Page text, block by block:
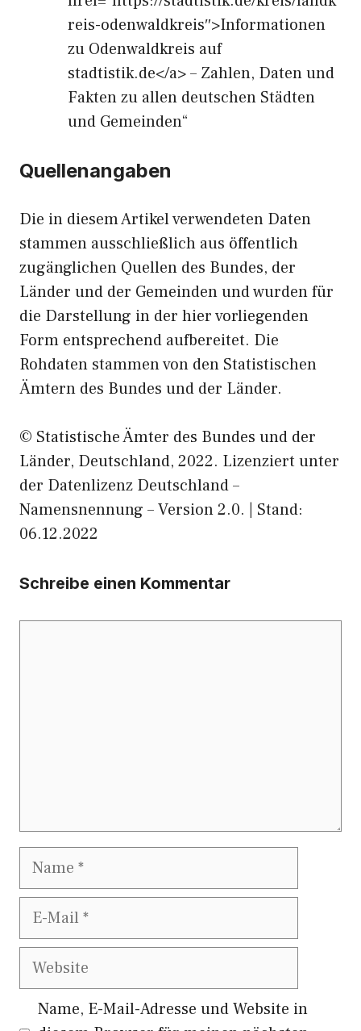
reis-odenwaldkreis″>Informationen
zu Odenwaldkreis auf
stadtistik.de</a> – Zahlen, Daten und
Fakten zu allen deutschen Städten
und Gemeinden“
Quellenangaben
Die in diesem Artikel verwendeten Daten
stammen ausschließlich aus öffentlich
zugänglichen Quellen des Bundes, der
Länder und der Gemeinden und wurden für
die Darstellung in der hier vorliegenden
Form entsprechend aufbereitet. Die
Rohdaten stammen von den Statistischen
Ämtern des Bundes und der Länder.
© Statistische Ämter des Bundes und der
Länder, Deutschland, 2022. Lizenziert unter
der Datenlizenz Deutschland –
Namensnennung – Version 2.0. | Stand:
06.12.2022
Schreibe einen Kommentar
Name
E-
Website
Name, E-Mail-Adresse und Website in